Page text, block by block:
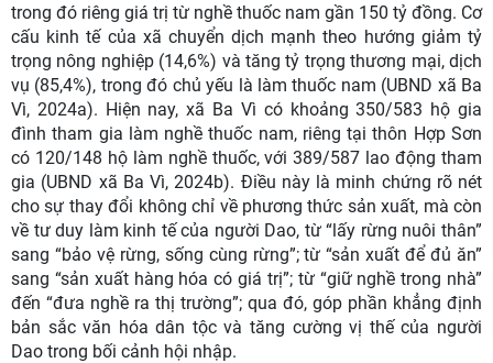
trong đó riêng giá trị từ nghề thuốc nam gần 150 tỷ đồng. Cơ
cấu kinh tế của xã chuyển dịch mạnh theo hướng giảm tỷ
trọng nông nghiệp (14,6%) và tăng tỷ trọng thương mại, dịch
vụ (85,4%), trong đó chủ yếu là làm thuốc nam (UBND xã Ba
Vì, 2024a). Hiện nay, xã Ba Vì có khoảng 350/583 hộ gia
đình tham gia làm nghề thuốc nam, riêng tại thôn Hợp Sơn
có 120/148 hộ làm nghề thuốc, với 389/587 lao động tham
gia (UBND xã Ba Vì, 2024b). Điều này là minh chứng rõ nét
cho sự thay đổi không chỉ về phương thức sản xuất, mà còn
về tư duy làm kinh tế của người Dao, từ “lấy rừng nuôi thân”
sang “bảo vệ rừng, sống cùng rừng”; từ “sản xuất để đủ ăn”
sang “sản xuất hàng hóa có giá trị”; từ “giữ nghề trong nhà”
đến “đưa nghề ra thị trường”; qua đó, góp phần khẳng định
bản sắc văn hóa dân tộc và tăng cường vị thế của người
Dao trong bối cảnh hội nhập.